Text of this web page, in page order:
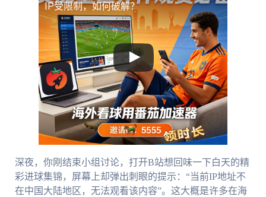
IP受限制，如何破解？
深夜，你刚结束小组讨论，打开B站想回味一下白天的精
彩进球集锦，屏幕上却弹出刺眼的提示：“当前IP地址不
在中国大陆地区，无法观看该内容”。这大概是许多在海